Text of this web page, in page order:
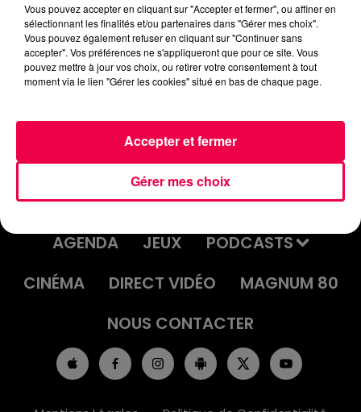
UN JOUR UNE CHANSON #575 -
"YAKALELO" DE NOMADS
ACCUEIL INFOS
EMISSIONS
AGENDA
JEUX
PODCASTS
CINÉMA
DIRECT VIDÉO
MAGNUM 80
NOUS CONTACTER
Vous pouvez accepter en cliquant sur "Accepter et fermer", ou affiner en
sélectionnant les finalités et/ou partenaires dans "Gérer mes choix".
Vous pouvez également refuser en cliquant sur "Continuer sans
accepter". Vos préférences ne s'appliqueront que pour ce site. Vous
pouvez mettre à jour vos choix, ou retirer votre consentement à tout
moment via le lien "Gérer les cookies" situé en bas de chaque page.
Gérer mes choix
Accepter et fermer